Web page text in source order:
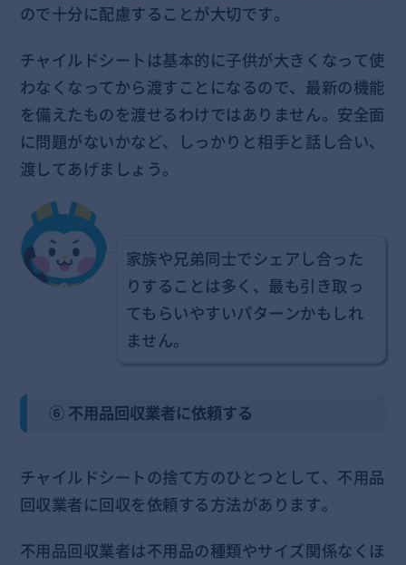
ので十分に配慮することが大切です。
チャイルドシートは基本的に子供が大きくなって使
わなくなってから渡すことになるので、最新の機能
を備えたものを渡せるわけではありません。安全面
に問題がないかなど、しっかりと相手と話し合い、
渡してあげましょう。
家族や兄弟同士でシェアし合った
りすることは多く、最も引き取っ
てもらいやすいパターンかもしれ
ません。
⑥ 不用品回収業者に依頼する
チャイルドシートの捨て方のひとつとして、不用品
回収業者に回収を依頼する方法があります。
不用品回収業者は不用品の種類やサイズ関係なくほ